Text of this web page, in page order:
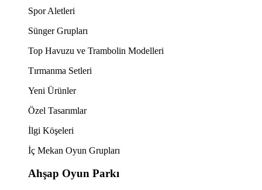
Spor Aletleri
Sünger Grupları
Top Havuzu ve Trambolin Modelleri
Tırmanma Setleri
Yeni Ürünler
Özel Tasarımlar
İlgi Köşeleri
İç Mekan Oyun Grupları
Ahşap Oyun Parkı